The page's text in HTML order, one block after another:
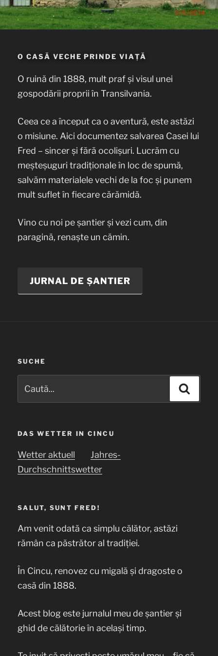
O CASĂ VECHE PRINDE VIAȚĂ
O ruină din 1888, mult praf și visul unei
gospodării proprii în Transilvania.
Ceea ce a început ca o aventură, este astăzi
o misiune. Aici documentez salvarea Casei lui
Fred – sincer și fără ocolișuri. Lucrăm cu
meșteșuguri tradiționale în loc de spumă,
salvăm materialele vechi de la foc și punem
mult suflet în fiecare cărămidă.
Vino cu noi pe șantier și vezi cum, din
paragină, renaște un cămin.
JURNAL DE ȘANTIER
SUCHE
DAS WETTER IN CINCU
Wetter aktuell
Jahres-
Durchschnittswetter
SALUT, SUNT FRED!
Am venit odată ca simplu călător, astăzi
rămân ca păstrător al tradiției.
În Cincu, renovez cu migală și dragoste o
casă din 1888.
Acest blog este jurnalul meu de șantier și
ghid de călătorie în același timp.